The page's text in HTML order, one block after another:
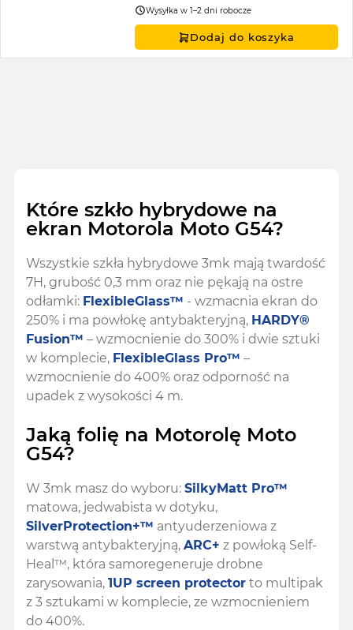
Wysyłka w 1–2 dni robocze
Dodaj do koszyka
Które szkło hybrydowe na
ekran Motorola Moto G54?
Wszystkie szkła hybrydowe 3mk mają twardość
7H, grubość 0,3 mm oraz nie pękają na ostre
odłamki: FlexibleGlass™ - wzmacnia ekran do
250% i ma powłokę antybakteryjną, HARDY®
Fusion™ – wzmocnienie do 300% i dwie sztuki
w komplecie, FlexibleGlass Pro™ –
wzmocnienie do 400% oraz odporność na
upadek z wysokości 4 m.
Jaką folię na Motorolę Moto
G54?
W 3mk masz do wyboru: SilkyMatt Pro™
matowa, jedwabista w dotyku,
SilverProtection+™ antyuderzeniowa z
warstwą antybakteryjną, ARC+ z powłoką Self-
Heal™, która samoregeneruje drobne
zarysowania, 1UP screen protector to multipak
z 3 sztukami w komplecie, ze wzmocnieniem
do 400%.